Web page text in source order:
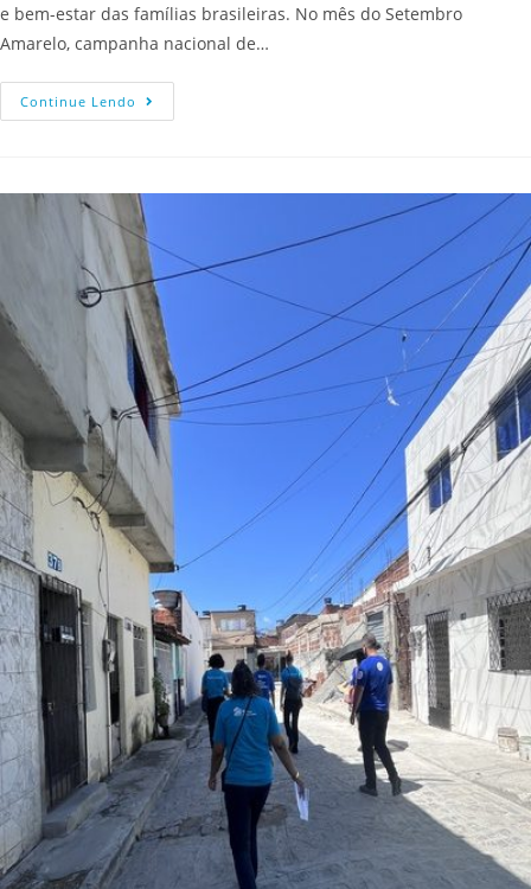
e bem-estar das famílias brasileiras. No mês do Setembro
Amarelo, campanha nacional de…
Continue Lendo